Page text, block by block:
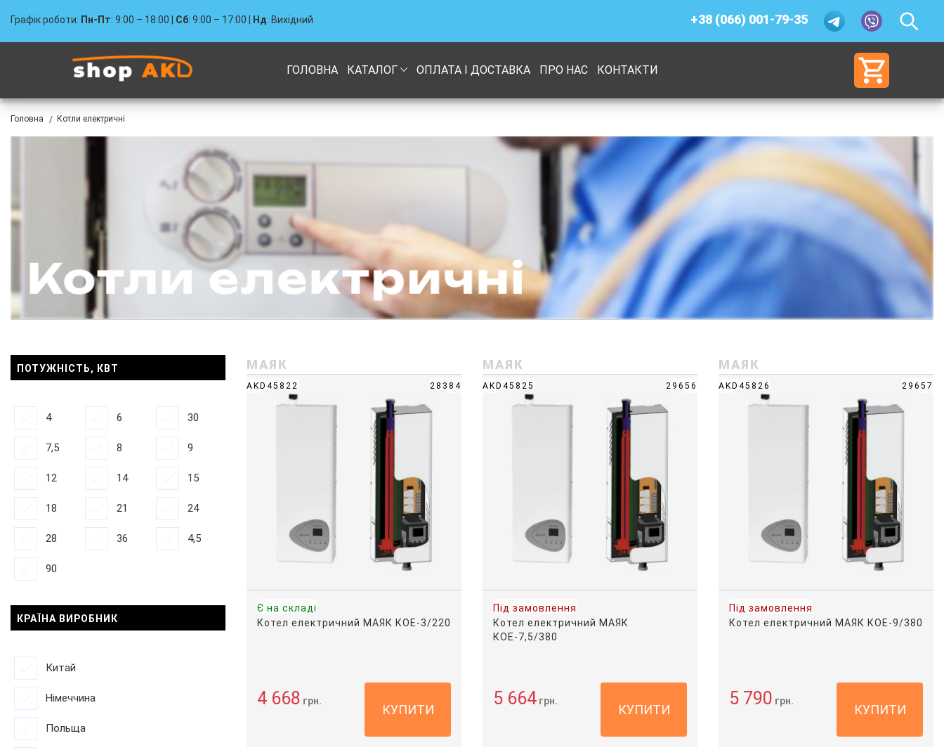
Графік роботи: Пн-Пт: 9:00 – 18:00 | Сб: 9:00 – 17:00 | Нд: Вихідний +38 (066) 001-79-35
ГОЛОВНА КАТАЛОГ ОПЛАТА І ДОСТАВКА ПРО НАС КОНТАКТИ
Головна / Котли електричні
ПОТУЖНІСТЬ, КВТ
4 6 30
7,5 8 9
12 14 15
18 21 24
28 36 4,5
90
КРАЇНА ВИРОБНИК
Китай
Німеччина
Польща
МАЯК
AKD45822 28384
Є на складі
Котел електричний МАЯК КОЕ-3/220
4 668 грн.
КУПИТИ
МАЯК
AKD45825 29656
Під замовлення
Котел електричний МАЯК
КОЕ-7,5/380
5 664 грн.
КУПИТИ
МАЯК
AKD45826 29657
Під замовлення
Котел електричний МАЯК КОЕ-9/380
5 790 грн.
КУПИТИ